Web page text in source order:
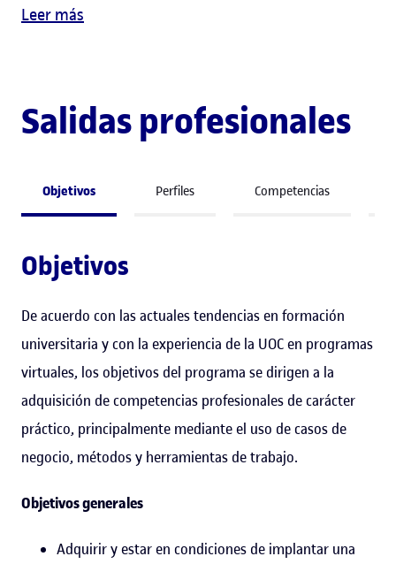
Leer más
Salidas profesionales
Objetivos Perfiles Competencias
Objetivos
De acuerdo con las actuales tendencias en formación
universitaria y con la experiencia de la UOC en programas
virtuales, los objetivos del programa se dirigen a la
adquisición de competencias profesionales de carácter
práctico, principalmente mediante el uso de casos de
negocio, métodos y herramientas de trabajo.
Objetivos generales
Adquirir y estar en condiciones de implantar una